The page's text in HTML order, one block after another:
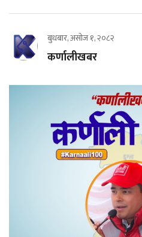
बुधबार, असोज १, २०८२
कर्णालीखबर